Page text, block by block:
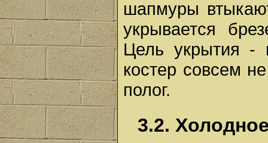
шапмуры
укрывается
Цель укрытия -
костер совсем
полог.
3.2.